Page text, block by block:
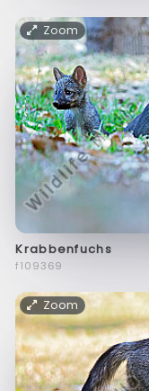
Zoom
Krabbenfuchs
f109369
Zoom